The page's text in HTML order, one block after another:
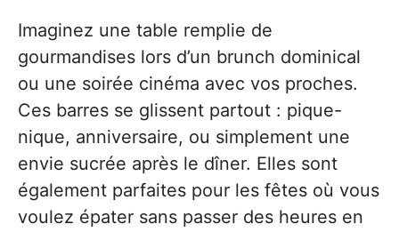
Imaginez une table remplie de
gourmandises lors d’un brunch dominical
ou une soirée cinéma avec vos proches.
Ces barres se glissent partout : pique-
nique, anniversaire, ou simplement une
envie sucrée après le dîner. Elles sont
également parfaites pour les fêtes où vous
voulez épater sans passer des heures en